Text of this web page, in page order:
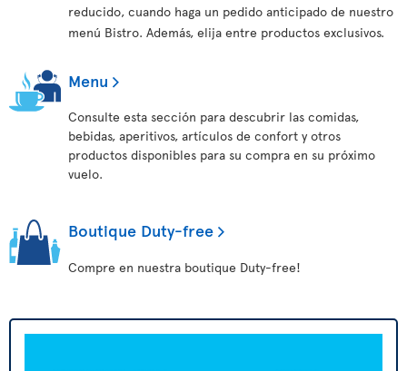
reducido, cuando haga un pedido anticipado de nuestro
menú Bistro. Además, elija entre productos exclusivos.
Menu
Consulte esta sección para descubrir las comidas,
bebidas, aperitivos, artículos de confort y otros
productos disponibles para su compra en su próximo
vuelo.
Boutique Duty-free
Compre en nuestra boutique Duty-free!